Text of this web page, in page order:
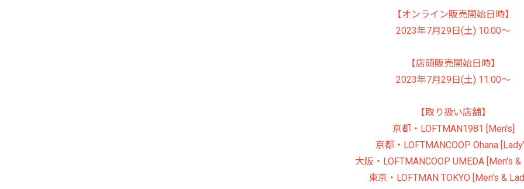
【オンライン販売開始日時】
2023年7月29日(土) 10:00～
【店頭販売開始日時】
2023年7月29日(土) 11:00～
【取り扱い店舗】
京都・LOFTMAN1981 [Men's]
京都・LOFTMANCOOP Ohana
大阪・LOFTMANCOOP UMEDA [Men's &
東京・LOFTMAN TOKYO [Men's &